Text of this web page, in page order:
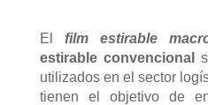
El film estirable
estirable convencional
utilizados en el sector
tienen el objetivo de